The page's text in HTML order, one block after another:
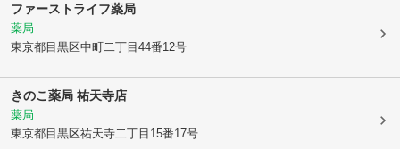
ファーストライフ薬局
薬局
東京都目黒区中町二丁目44番12号
きのこ薬局 祐天寺店
薬局
東京都目黒区祐天寺二丁目15番17号